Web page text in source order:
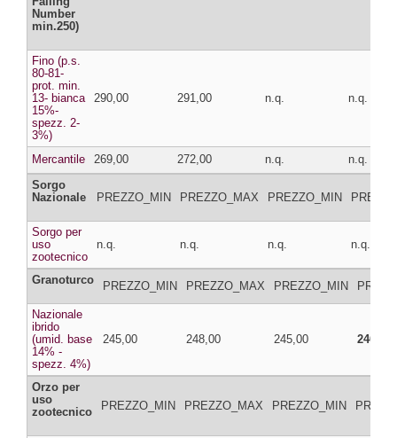
Number
min.250)
Fino (p.s.
80-81-
prot. min.
13- bianca
15%-
spezz. 2-
3%)
290,00 291,00 n.q. n.q.
Mercantile 269,00 272,00 n.q.
n.q.
Sorgo
Nazionale
PREZZO_MIN PREZZO_MAX PREZZO_MIN
Sorgo per
uso
zootecnico
n.q. n.q. n.q. n.q.
Granoturco PREZZO_MIN PREZZO_MAX PREZZO_MIN
Nazionale
ibrido
(umid. base
14% -
spezz. 4%)
245,00 248,00 245,00 246,00
Orzo per
uso
zootecnico
PREZZO_MIN PREZZO_MAX PREZZO_MIN